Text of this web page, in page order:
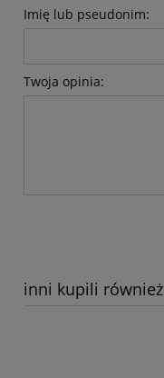
Imię lub pseudonim:
Twoja opinia:
inni kupili również